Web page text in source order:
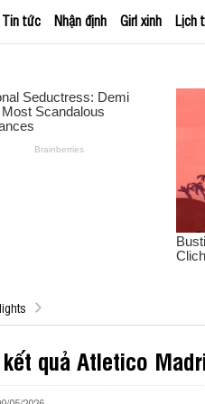
Tin tức Nhận định Girl xinh Lịch
quả Atletico